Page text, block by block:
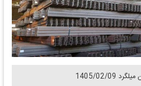
02/09